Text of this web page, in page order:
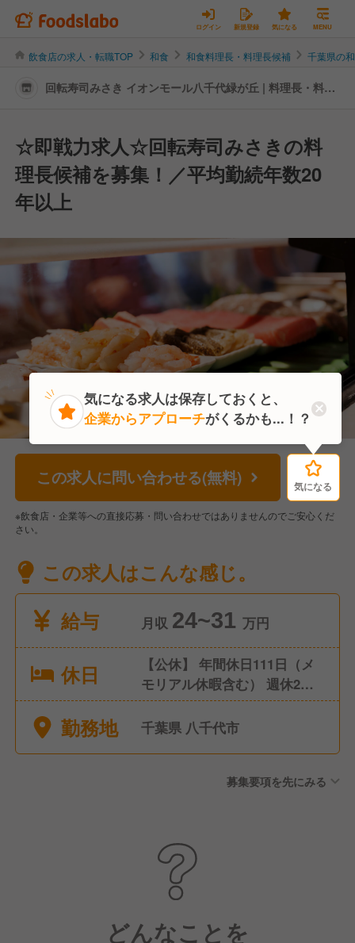
ログイン 新規登録 気になる MENU
飲食店の求人・転職TOP 和食 和食料理長・料理長候補 千葉県の
回転寿司みさき イオンモール八千代緑が丘 | 料理長・料理
☆即戦力求人☆回転寿司みさきの料
理長候補を募集！／平均勤続年数20
年以上
この求人に問い合わせる(無料) 気になる
※飲食店・企業等への直接応募・問い合わせではありませんのでご安心くだ
さい。
この求人はこんな感じ。
給与
月収 24~31 万円
休日
【公休】 年間休日111日（メ
モリアル休暇含む） 週休2日
制 ※シフトにより連休取得も
可能です。 【有給休暇】 年
休暇備蓄制度あり 【休暇制
暇 結婚休暇 忌引休暇 公務休
暇 子の看護休暇 生理休暇
勤務地 千葉県 八千代市
募集要項を先にみる
どんなことを
気になる
気になる求人は保存しておくと、
企業からアプローチがくるかも...！？